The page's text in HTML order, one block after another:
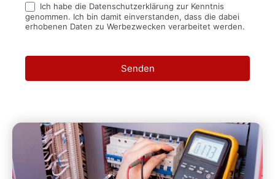
Ich habe die Datenschutzerklärung zur Kenntnis
genommen. Ich bin damit einverstanden, dass die dabei
erhobenen Daten zu Werbezwecken verarbeitet werden.
Senden